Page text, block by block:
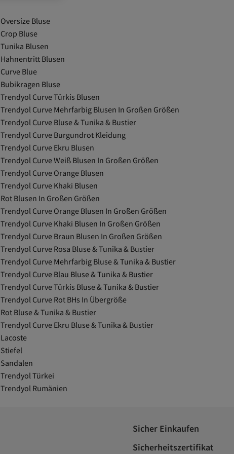
Oversize Bluse
Crop Bluse
Tunika Blusen
Hahnentritt Blusen
Curve Blue
Bubikragen Bluse
Trendyol Curve Türkis Blusen
Trendyol Curve Mehrfarbig Blusen In Großen Größen
Trendyol Curve Bluse & Tunika & Bustier
Trendyol Curve Burgundrot Kleidung
Trendyol Curve Ekru Blusen
Trendyol Curve Weiß Blusen In Großen Größen
Trendyol Curve Orange Blusen
Trendyol Curve Khaki Blusen
Rot Blusen In Großen Größen
Trendyol Curve Orange Blusen In Großen Größen
Trendyol Curve Khaki Blusen In Großen Größen
Trendyol Curve Braun Blusen In Großen Größen
Trendyol Curve Rosa Bluse & Tunika & Bustier
Trendyol Curve Mehrfarbig Bluse & Tunika & Bustier
Trendyol Curve Blau Bluse & Tunika & Bustier
Trendyol Curve Türkis Bluse & Tunika & Bustier
Trendyol Curve Rot BHs In Übergröße
Rot Bluse & Tunika & Bustier
Trendyol Curve Ekru Bluse & Tunika & Bustier
Lacoste
Stiefel
Sandalen
Trendyol Türkei
Trendyol Rumänien
Sicher Einkaufen
Sicherheitszertifikat